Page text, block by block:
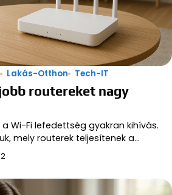
Lakás-Otthon Tech-IT
routereket nagy
Wi-Fi lefedettség gyakran kihívás.
mely routerek teljesítenek a…